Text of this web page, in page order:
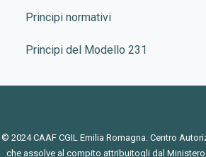
Principi normativi
Principi del Modello 231
© 2024 CAAF CGIL Emilia Romagna. Centro
che assolve al compito attribuitogli dal